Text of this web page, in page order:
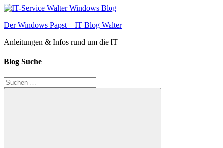
Zum
springen
Der Windows Papst – IT Blog Walter
Anleitungen & Infos rund um die IT
Blog Suche
Suchen
nach: